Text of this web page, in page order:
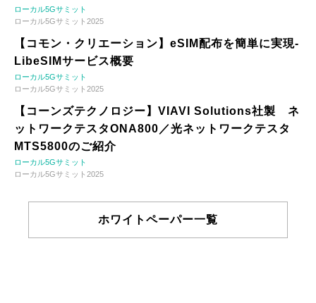
ローカル5Gサミット
ローカル5Gサミット2025
【コモン・クリエーション】eSIM配布を簡単に実現-
LibeSIMサービス概要
ローカル5Gサミット
ローカル5Gサミット2025
【コーンズテクノロジー】VIAVI Solutions社製 ネ
ットワークテスタONA800／光ネットワークテスタ
MTS5800のご紹介
ローカル5Gサミット
ローカル5Gサミット2025
ホワイトペーパー一覧